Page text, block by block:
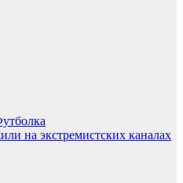
на экстремистских каналах